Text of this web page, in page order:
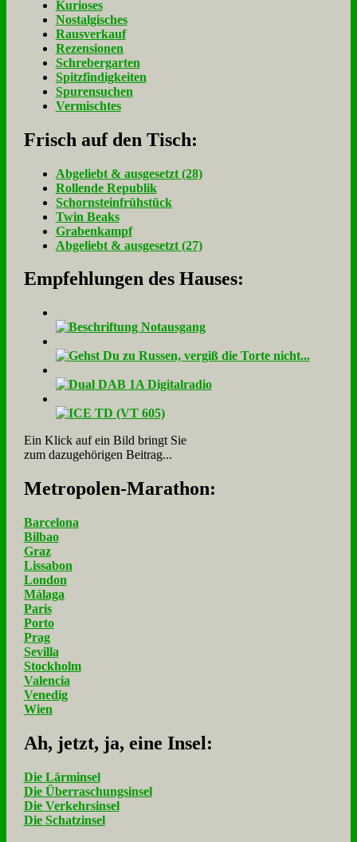
Kurioses
Nostalgisches
Rausverkauf
Rezensionen
Schrebergarten
Spitzfindigkeiten
Spurensuchen
Vermischtes
Frisch auf den Tisch:
Ab­ge­liebt & aus­ge­setzt (28)
Rol­len­de Re­pu­blik
Schorn­stein­früh­stück
Twin Beaks
Gra­ben­kampf
Ab­ge­liebt & aus­ge­setzt (27)
Empfehlungen des Hauses:
Ein Klick auf ein Bild bringt Sie
zum dazugehörigen Beitrag...
Me­tro­po­len-Ma­ra­thon:
Barcelona
Bilbao
Graz
Lissabon
London
Málaga
Paris
Porto
Prag
Sevilla
Stockholm
Valencia
Venedig
Wien
Ah, jetzt, ja, ei­ne In­sel:
Die Lärminsel
Die Überraschungsinsel
Die Verkehrsinsel
Die Schatzinsel